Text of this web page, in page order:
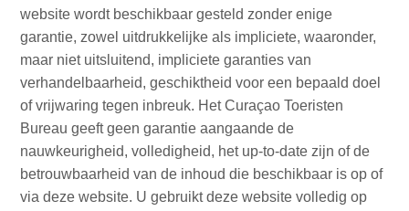
Sauna
Sport
website wordt beschikbaar gesteld zonder enige
garantie, zowel uitdrukkelijke als impliciete, waaronder,
maar niet uitsluitend, impliciete garanties van
verhandelbaarheid, geschiktheid voor een bepaald doel
of vrijwaring tegen inbreuk. Het Curaçao Toeristen
Bureau geeft geen garantie aangaande de
nauwkeurigheid, volledigheid, het up-to-date zijn of de
betrouwbaarheid van de inhoud die beschikbaar is op of
via deze website. U gebruikt deze website volledig op